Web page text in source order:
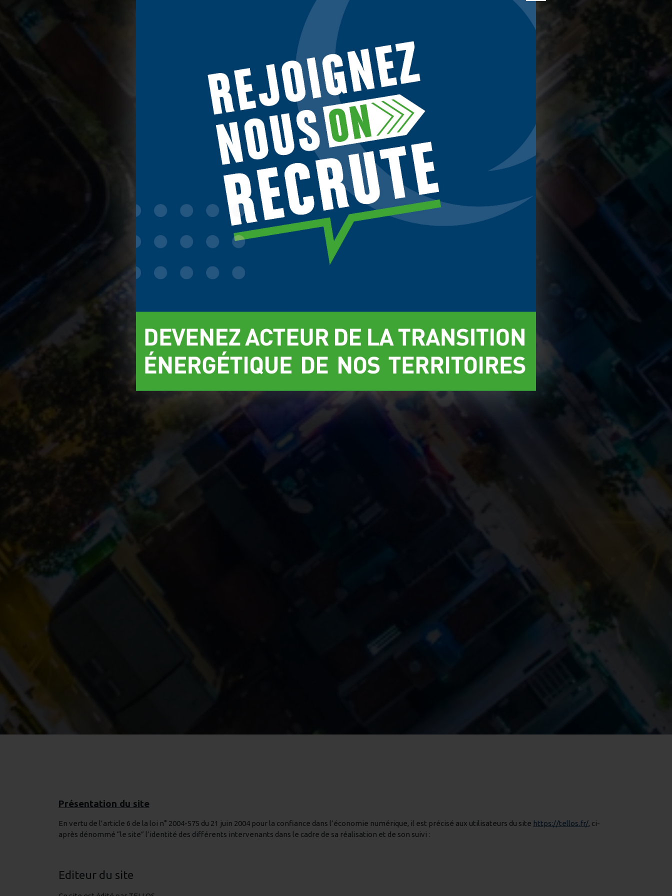
Présentation du site
En vertu de l’article 6 de la loi n° 2004-575 du 21 juin 2004 pour la confiance dans l’économie numérique, il est précisé aux utilisateurs du site https://tellos.fr/, ci-
après dénommé “le site” l’identité des différents intervenants dans le cadre de sa réalisation et de son suivi :
Editeur du site
et des sociétés tierces utilisent des cookies sur tellos.fr pour personnaliser le
contenu, les annonces, et analyser le trafic. Vos données de navigation peuvent être
collectées et utilisées par ces tiers. Vous pouvez donner ou retirer votre consentement
globalement ou par finalité en cliquant sur "Accepter", "Refuser" ou "Gérer mes choix". Votre
choix est conservé pendant 6 mois. Consultez notre politique de cookies pour plus